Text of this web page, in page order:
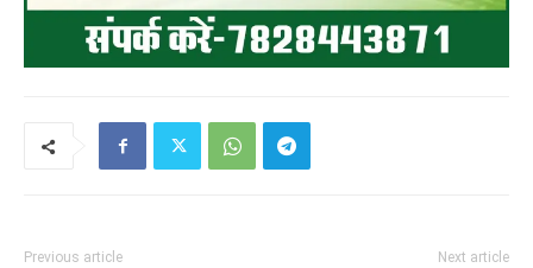
Previous article Next article